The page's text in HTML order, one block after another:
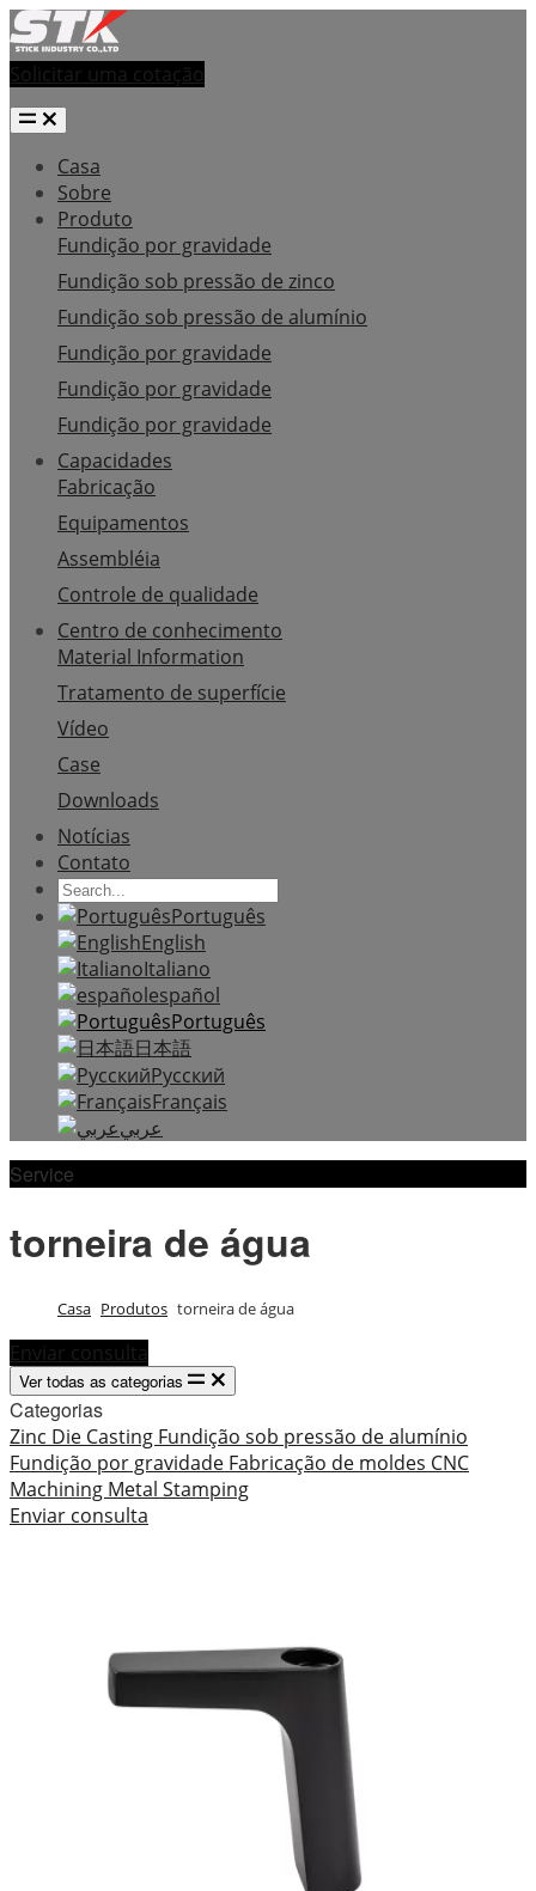
Solicitar uma cotação
Casa
Sobre
Produto
Fundição por gravidade
Fundição sob pressão de zinco
Fundição sob pressão de alumínio
Fundição por gravidade
Fundição por gravidade
Fundição por gravidade
Capacidades
Fabricação
Equipamentos
Assembléia
Controle de qualidade
Centro de conhecimento
Material Information
Tratamento de superfície
Vídeo
Case
Downloads
Notícias
Contato
Português
English
Italiano
español
Português
日本語
Русский
Français
عربي
Service
torneira de água
Casa Produtos torneira de água
Enviar consulta
Ver todas as categorias
Categorias
Zinc Die Casting Fundição sob pressão de alumínio
Fundição por gravidade Fabricação de moldes CNC
Machining Metal Stamping
Enviar consulta